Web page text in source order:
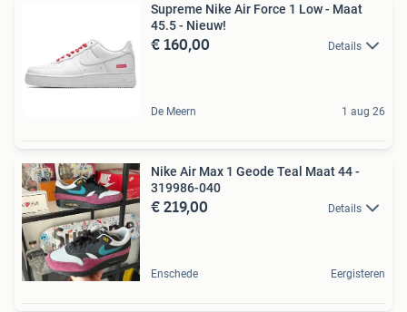
Supreme Nike Air Force 1 Low - Maat
45.5 - Nieuw!
€ 160,00 Details
De Meern 1 aug 26
Nike Air Max 1 Geode Teal Maat 44 -
319986-040
€ 219,00 Details
Enschede Eergisteren